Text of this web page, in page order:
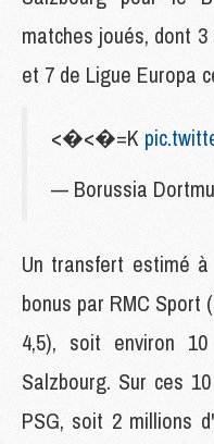
matches joués, dont
et 7 de Ligue Europa
<�<�=K
— Borussia
Un transfert estimé
bonus par RMC Sport
4,5), soit environ
Salzbourg. Sur ces
PSG, soit 2 millions